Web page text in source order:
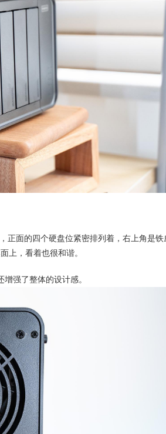
正面的四个硬盘位紧密排列着，右上角是铁
上，看着也很和谐。
强了整体的设计感。